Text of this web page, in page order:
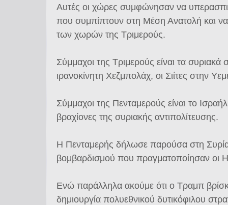
Αυτές οι χώρες συμφώνησαν να
που συμπίπτουν στη Μέση Ανατολή και
των χωρών της Τριμερούς.
Σύμμαχοι της Τριμερούς είναι τα
ιρανοκίνητη Χεζμπολάχ, οι Σιίτες στην
Σύμμαχοι της Πενταμερούς είναι το
βραχίονες της συριακής αντιπολίτευσης.
Η Πενταμερής δήλωσε παρούσα στη
βομβαρδισμού που πραγματοποίησαν οι
Ενώ παράλληλα ακούμε ότι ο Τραμπ
δημιουργία πολυεθνικού δυτικόφιλου